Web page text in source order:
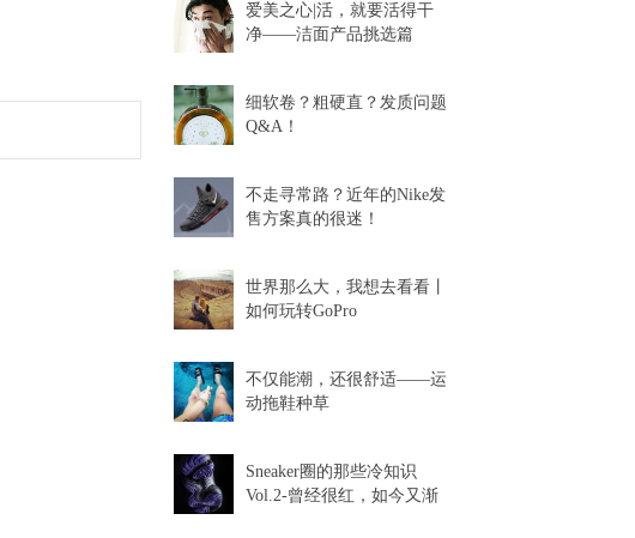
爱美之心|活，就要活得干
净——洁面产品挑选篇
细软卷？粗硬直？发质问题
Q&A！
不走寻常路？近年的Nike发
售方案真的很迷！
世界那么大，我想去看看丨
如何玩转GoPro
不仅能潮，还很舒适——运
动拖鞋种草
Sneaker圈的那些冷知识
Vol.2-曾经很红，如今又渐